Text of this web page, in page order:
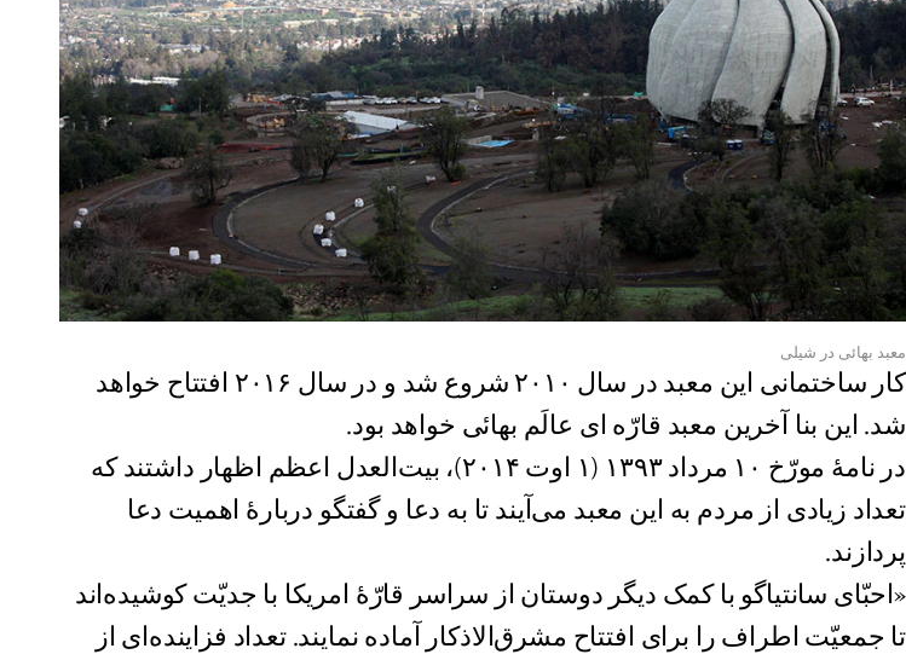
معبد بهائی در شیلی
کار ساختمانی این معبد در سال ۲۰۱۰ شروع شد و در سال ۲۰۱۶ افتتاح خواهد
شد. این بنا آخرین معبد قارّه ای عالَم بهائی خواهد بود.
در نامۀ مورّخ ۱۰ مرداد ۱۳۹۳ (۱ اوت ۲۰۱۴)، بیت‌العدل اعظم اظهار داشتند که
تعداد زیادی از مردم به این معبد می‌آیند تا به دعا و گفتگو دربارۀ اهمیت دعا
پردازند.
«احبّای سانتیاگو با کمک دیگر دوستان از سراسر قارّۀ امریکا با جدیّت کوشیده‌اند
تا جمعیّت اطراف را برای افتتاح مشرق‌الاذکار آماده نمایند. تعداد فزاینده‌ای از